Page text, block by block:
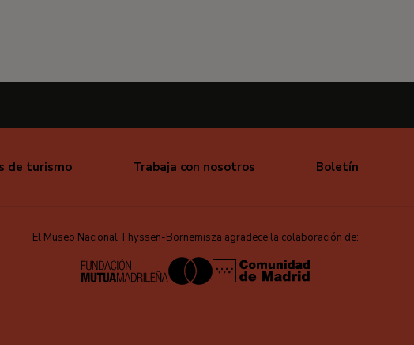
de turismo Trabaja con nosotros Boletín
El Museo Nacional Thyssen-Bornemisza agradece la colaboración de: